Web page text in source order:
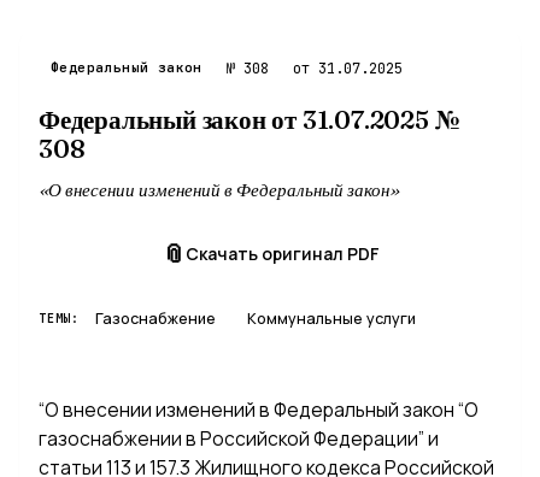
Федеральный закон № 308 от 31.07.2025
Федеральный закон от 31.07.2025 №
308
«О внесении изменений в Федеральный закон»
📎 Скачать оригинал PDF
ТЕМЫ: Газоснабжение Коммунальные услуги
“О внесении изменений в Федеральный закон “О
газоснабжении в Российской Федерации” и
статьи 113 и 157.3 Жилищного кодекса Российской